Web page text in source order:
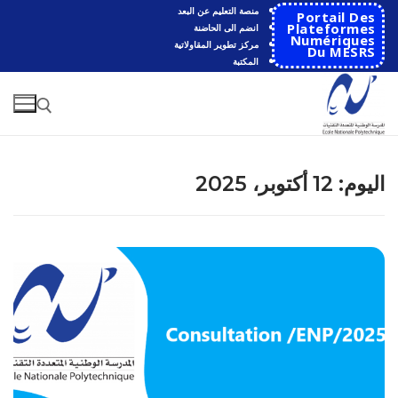
التجاوز
إلى
المحتوى
Portail Des
Plateformes
Numériques
Du MESRS
منصة التعليم عن البعد
انضم الى الحاضنة
مركز تطوير المقاولاتية
المكتبة
اليوم: 12 أكتوبر، 2025